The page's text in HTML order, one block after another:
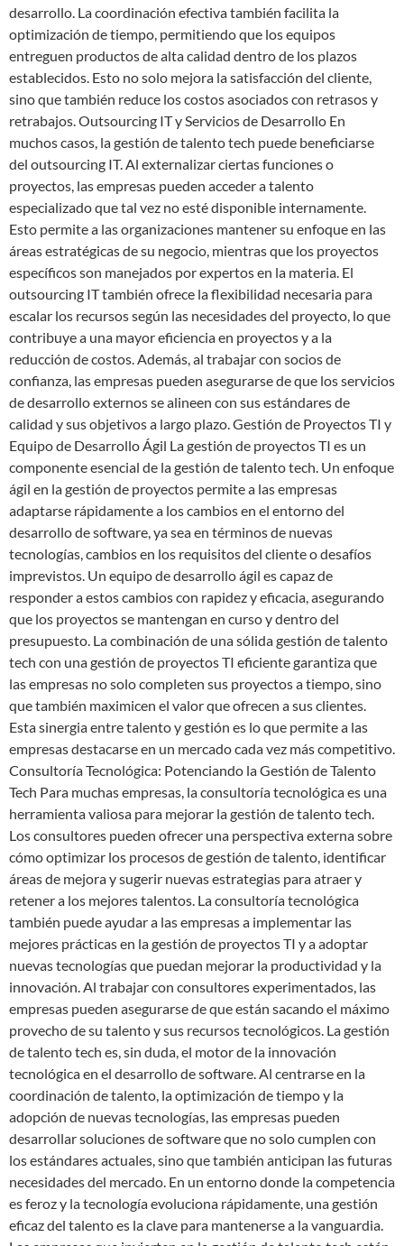
desarrollo. La coordinación efectiva también facilita la
optimización de tiempo, permitiendo que los equipos
entreguen productos de alta calidad dentro de los plazos
establecidos. Esto no solo mejora la satisfacción del cliente,
sino que también reduce los costos asociados con retrasos y
retrabajos. Outsourcing IT y Servicios de Desarrollo En
muchos casos, la gestión de talento tech puede beneficiarse
del outsourcing IT. Al externalizar ciertas funciones o
proyectos, las empresas pueden acceder a talento
especializado que tal vez no esté disponible internamente.
Esto permite a las organizaciones mantener su enfoque en las
áreas estratégicas de su negocio, mientras que los proyectos
específicos son manejados por expertos en la materia. El
outsourcing IT también ofrece la flexibilidad necesaria para
escalar los recursos según las necesidades del proyecto, lo que
contribuye a una mayor eficiencia en proyectos y a la
reducción de costos. Además, al trabajar con socios de
confianza, las empresas pueden asegurarse de que los servicios
de desarrollo externos se alineen con sus estándares de
calidad y sus objetivos a largo plazo. Gestión de Proyectos TI y
Equipo de Desarrollo Ágil La gestión de proyectos TI es un
componente esencial de la gestión de talento tech. Un enfoque
ágil en la gestión de proyectos permite a las empresas
adaptarse rápidamente a los cambios en el entorno del
desarrollo de software, ya sea en términos de nuevas
tecnologías, cambios en los requisitos del cliente o desafíos
imprevistos. Un equipo de desarrollo ágil es capaz de
responder a estos cambios con rapidez y eficacia, asegurando
que los proyectos se mantengan en curso y dentro del
presupuesto. La combinación de una sólida gestión de talento
tech con una gestión de proyectos TI eficiente garantiza que
las empresas no solo completen sus proyectos a tiempo, sino
que también maximicen el valor que ofrecen a sus clientes.
Esta sinergia entre talento y gestión es lo que permite a las
empresas destacarse en un mercado cada vez más competitivo.
Consultoría Tecnológica: Potenciando la Gestión de Talento
Tech Para muchas empresas, la consultoría tecnológica es una
herramienta valiosa para mejorar la gestión de talento tech.
Los consultores pueden ofrecer una perspectiva externa sobre
cómo optimizar los procesos de gestión de talento, identificar
áreas de mejora y sugerir nuevas estrategias para atraer y
retener a los mejores talentos. La consultoría tecnológica
también puede ayudar a las empresas a implementar las
mejores prácticas en la gestión de proyectos TI y a adoptar
nuevas tecnologías que puedan mejorar la productividad y la
innovación. Al trabajar con consultores experimentados, las
empresas pueden asegurarse de que están sacando el máximo
provecho de su talento y sus recursos tecnológicos. La gestión
de talento tech es, sin duda, el motor de la innovación
tecnológica en el desarrollo de software. Al centrarse en la
coordinación de talento, la optimización de tiempo y la
adopción de nuevas tecnologías, las empresas pueden
desarrollar soluciones de software que no solo cumplen con
los estándares actuales, sino que también anticipan las futuras
necesidades del mercado. En un entorno donde la competencia
es feroz y la tecnología evoluciona rápidamente, una gestión
eficaz del talento es la clave para mantenerse a la vanguardia.